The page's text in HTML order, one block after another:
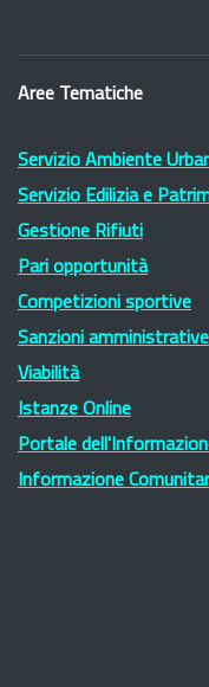
Aree Tematiche
Servizio Ambiente
Servizio Edilizia e
Gestione Rifiuti
Pari opportunità
Competizioni sportive
Sanzioni amministrative
Viabilità
Istanze Online
Portale
Informazione